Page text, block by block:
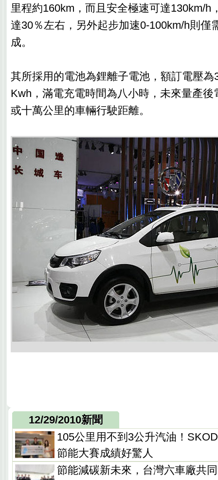
里程約160km，而且安全極速可達130km/h
達30％左右，另外起步加速0-100km/h則僅
成。
其所採用的電池為鋰離子電池，額訂電壓為
Kwh，滿電充電時間為八小時，未來量產後
或十萬公里的車輛行駛距離。
12/29/2010新聞
105公里用不到3公升汽油！
節能大賽成績好驚人
節能減碳新未來，台灣六車廠共